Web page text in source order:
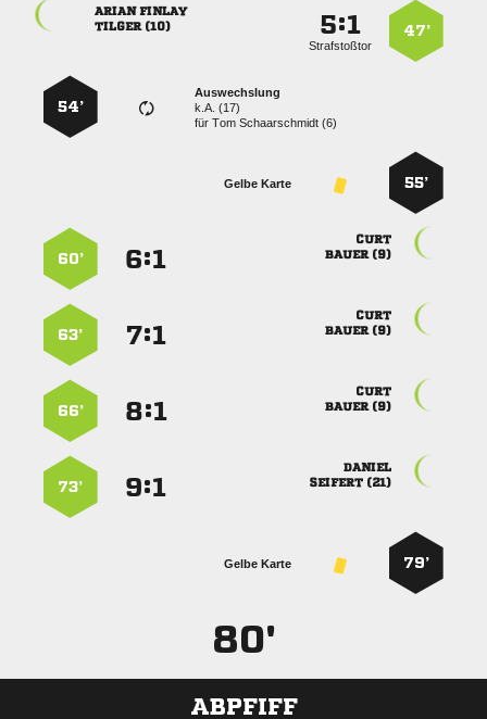
47’
:
Strafstoßtor
 
 
Auswechslung
k.A. (17)
für  
54’
55’
Gelbe Karte

 
:
60’

 
:
63’

 
:
66’

 
:
73’
79’
Gelbe Karte
80'
ABPFIFF